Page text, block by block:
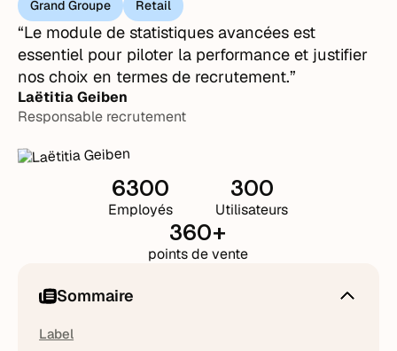
Grand Groupe Retail
“Le module de statistiques avancées est
essentiel pour piloter la performance et justifier
nos choix en termes de recrutement.”
Laëtitia Geiben
Responsable recrutement
6300
Employés
300
Utilisateurs
360+
points de vente
Sommaire
Label